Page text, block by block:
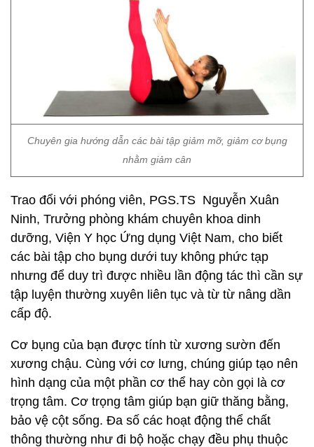
Chuyên gia hướng dẫn các bài tập giảm mỡ, giảm cơ bụng
nhằm giảm cân
Trao đổi với phóng viên, PGS.TS Nguyễn Xuân
Ninh, Trưởng phòng khám chuyên khoa dinh
dưỡng, Viện Y học Ứng dụng Việt Nam, cho biết
các bài tập cho bụng dưới tuy không phức tạp
nhưng để duy trì được nhiều lần động tác thì cần sự
tập luyện thường xuyên liên tục và từ từ nâng dần
cấp độ.
Cơ bụng của bạn được tính từ xương sườn đến
xương chậu. Cùng với cơ lưng, chúng giúp tạo nên
hình dạng của một phần cơ thể hay còn gọi là cơ
trọng tâm. Cơ trọng tâm giúp bạn giữ thăng bằng,
bảo vệ cột sống. Đa số các hoạt động thể chất
thông thường như đi bộ hoặc chạy đều phụ thuộc